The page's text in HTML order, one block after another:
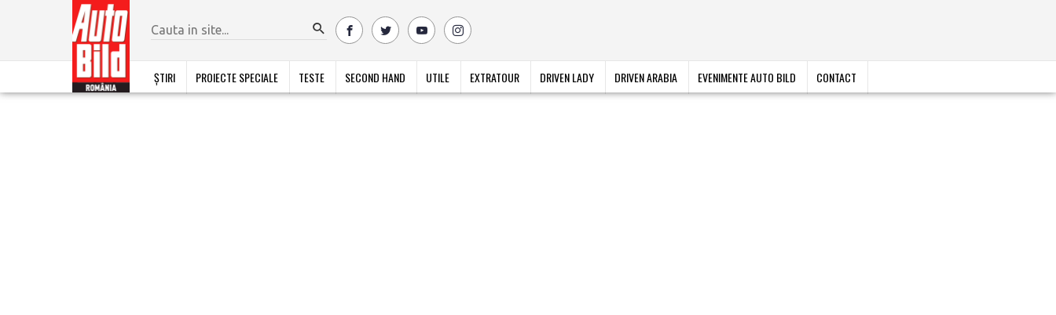
ȘTIRI PROIECTE SPECIALE TESTE SECOND HAND UTILE EXTRATOUR DRIVEN LADY DRIVEN ARABIA EVENIMENTE AUTO BILD CONTACT